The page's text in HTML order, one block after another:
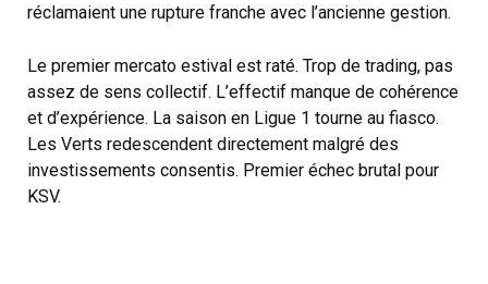
réclamaient une rupture franche avec l’ancienne gestion.
Le premier mercato estival est raté. Trop de trading, pas
assez de sens collectif. L’effectif manque de cohérence
et d’expérience. La saison en Ligue 1 tourne au fiasco.
Les Verts redescendent directement malgré des
investissements consentis. Premier échec brutal pour
KSV.